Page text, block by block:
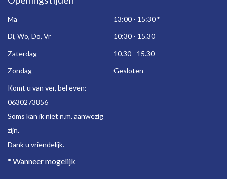
Ma 13:00 - 15:30*
Di, Wo, Do, Vr
10:30 - 15.30
Zaterdag
10.30 - 15.30
Zondag
Gesloten
Komt u van ver, bel even:
0630273856
Soms kan ik niet n.m. aanwezig
zijn.
Dank u vriendelijk.
* Wanneer mogelijk